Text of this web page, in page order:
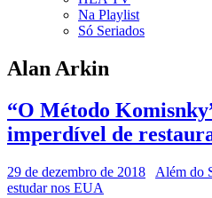
Na Playlist
Só Seriados
Alan Arkin
“O Método
imperdível de
29 de dezembro de 2018 Além do
estudar nos EUA